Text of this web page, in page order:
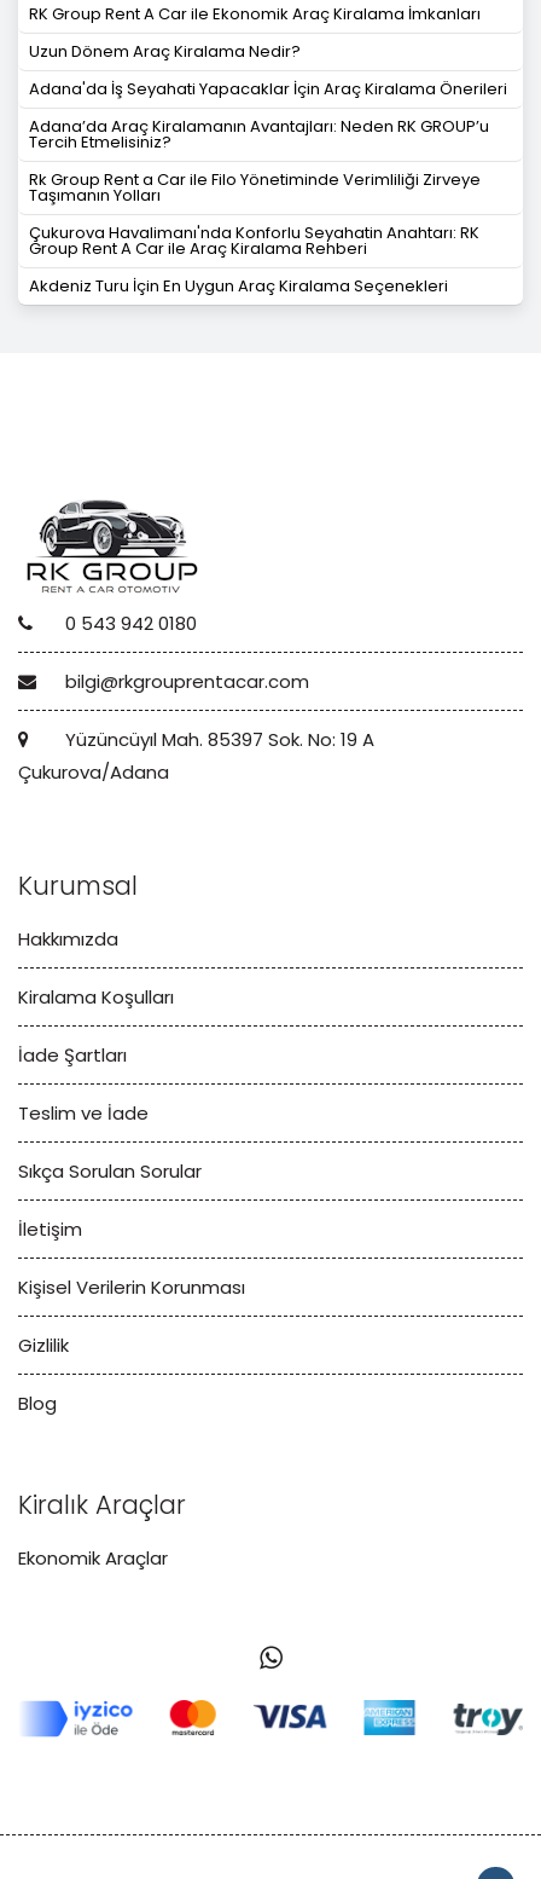
RK Group Rent A Car ile Ekonomik Araç Kiralama İmkanları
Uzun Dönem Araç Kiralama Nedir?
Adana'da İş Seyahati Yapacaklar İçin Araç Kiralama Önerileri
Adana’da Araç Kiralamanın Avantajları: Neden RK GROUP’u
Tercih Etmelisiniz?
Rk Group Rent a Car ile Filo Yönetiminde Verimliliği Zirveye
Taşımanın Yolları
Çukurova Havalimanı'nda Konforlu Seyahatin Anahtarı: RK
Group Rent A Car ile Araç Kiralama Rehberi
Akdeniz Turu İçin En Uygun Araç Kiralama Seçenekleri
0 543 942 0180
bilgi@rkgrouprentacar.com
Yüzüncüyıl Mah. 85397 Sok. No: 19 A
Çukurova/Adana
Kurumsal
Hakkımızda
Kiralama Koşulları
İade Şartları
Teslim ve İade
Sıkça Sorulan Sorular
İletişim
Kişisel Verilerin Korunması
Gizlilik
Blog
Kiralık Araçlar
Ekonomik Araçlar